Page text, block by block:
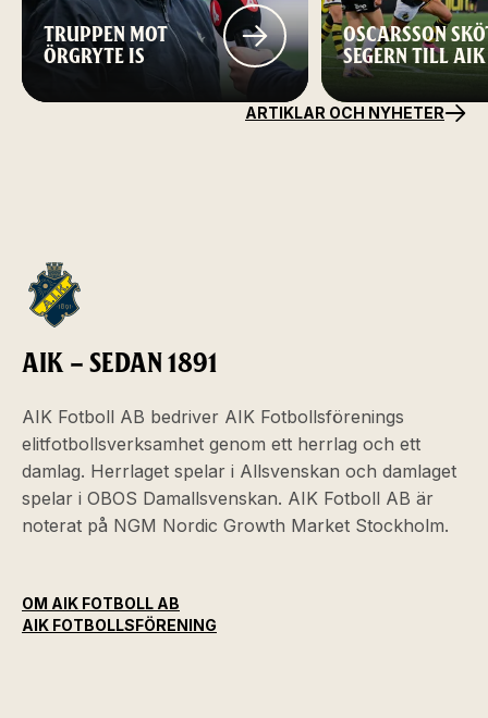
TRUPPEN MOT
ÖRGRYTE IS
OSCARSSON
SEGERN TILL AIK
ARTIKLAR OCH NYHETER
AIK – SEDAN 1891
AIK Fotboll AB bedriver AIK Fotbollsförenings
elitfotbollsverksamhet genom ett herrlag och ett
damlag. Herrlaget spelar i Allsvenskan och damlaget
spelar i OBOS Damallsvenskan. AIK Fotboll AB är
noterat på NGM Nordic Growth Market Stockholm.
OM AIK FOTBOLL AB
AIK FOTBOLLSFÖRENING